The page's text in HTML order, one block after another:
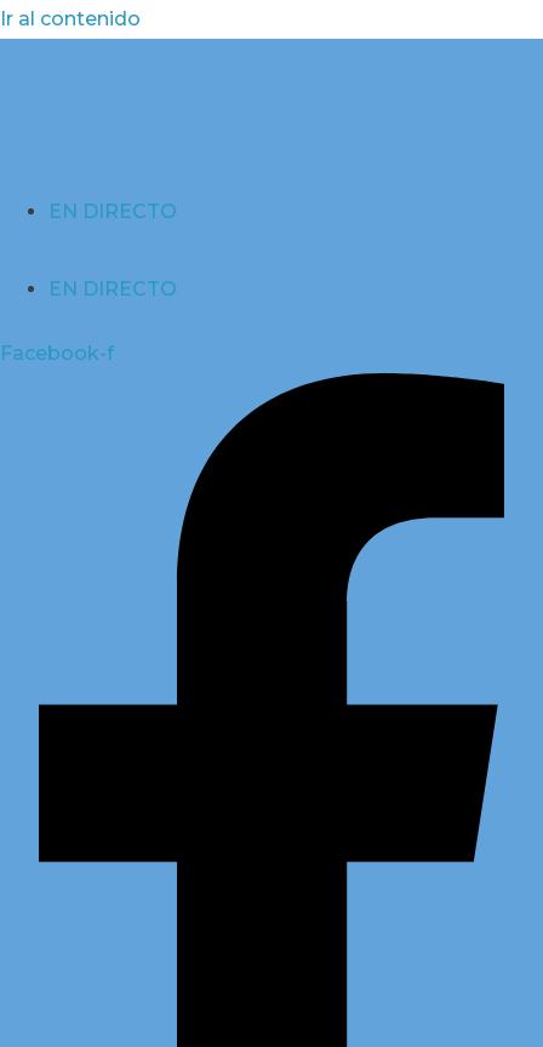
Ir al contenido
EN DIRECTO
EN DIRECTO
Facebook-f